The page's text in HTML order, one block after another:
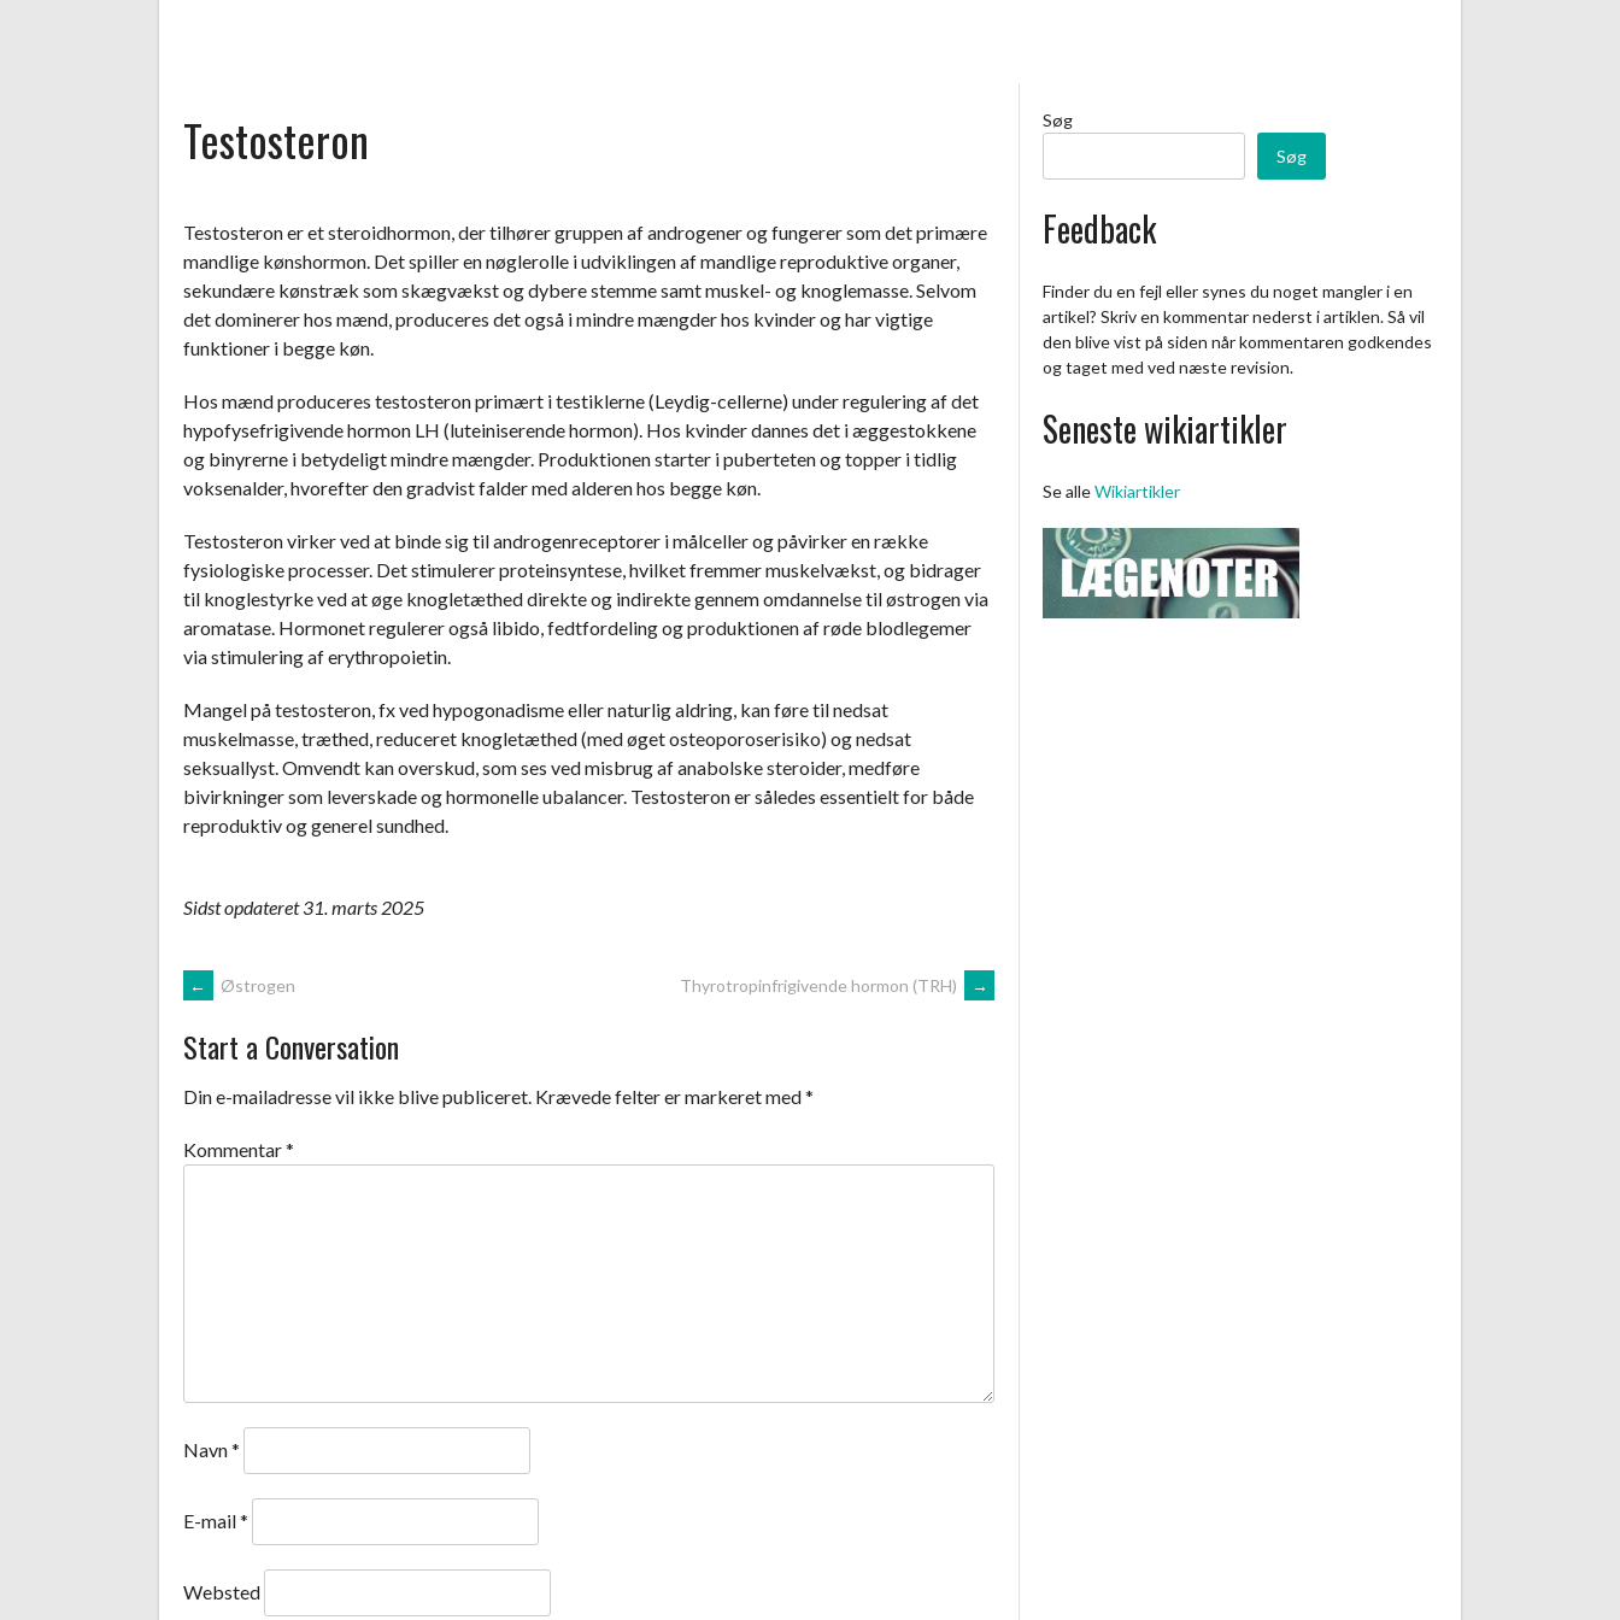
Testosteron
Testosteron er et steroidhormon, der tilhører gruppen af androgener og fungerer som det primære
mandlige kønshormon. Det spiller en nøglerolle i udviklingen af mandlige reproduktive organer,
sekundære kønstræk som skægvækst og dybere stemme samt muskel- og knoglemasse. Selvom
det dominerer hos mænd, produceres det også i mindre mængder hos kvinder og har vigtige
funktioner i begge køn.
Hos mænd produceres testosteron primært i testiklerne (Leydig-cellerne) under regulering af det
hypofysefrigivende hormon LH (luteiniserende hormon). Hos kvinder dannes det i æggestokkene
og binyrerne i betydeligt mindre mængder. Produktionen starter i puberteten og topper i tidlig
voksenalder, hvorefter den gradvist falder med alderen hos begge køn.
Testosteron virker ved at binde sig til androgenreceptorer i målceller og påvirker en række
fysiologiske processer. Det stimulerer proteinsyntese, hvilket fremmer muskelvækst, og bidrager
til knoglestyrke ved at øge knogletæthed direkte og indirekte gennem omdannelse til østrogen via
aromatase. Hormonet regulerer også libido, fedtfordeling og produktionen af røde blodlegemer
via stimulering af erythropoietin.
Mangel på testosteron, fx ved hypogonadisme eller naturlig aldring, kan føre til nedsat
muskelmasse, træthed, reduceret knogletæthed (med øget osteoporoserisiko) og nedsat
seksuallyst. Omvendt kan overskud, som ses ved misbrug af anabolske steroider, medføre
bivirkninger som leverskade og hormonelle ubalancer. Testosteron er således essentielt for både
reproduktiv og generel sundhed.
Sidst opdateret 31. marts 2025
Post
navigation
← Østrogen Thyrotropinfrigivende hormon (TRH) →
Start a Conversation
Din e-mailadresse vil ikke blive publiceret. Krævede felter er markeret med*
Kommentar*
Navn*
E-mail*
Websted
Søg
Søg
Feedback
Finder du en fejl eller synes du noget mangler i en
artikel? Skriv en kommentar nederst i artiklen. Så vil
den blive vist på siden når kommentaren godkendes
og taget med ved næste revision.
Seneste wikiartikler
Se alleWikiartikler